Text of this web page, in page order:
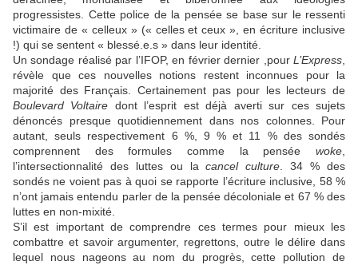
progressistes. Cette police de la pensée se base sur le ressenti
victimaire de « celleux » (« celles et ceux », en écriture inclusive
!) qui se sentent « blessé.e.s » dans leur identité.
Un sondage réalisé par l’IFOP, en février dernier ,pour L’Express
révèle que ces nouvelles notions restent inconnues pour la
majorité des Français. Certainement pas pour les lecteurs de
Boulevard Voltaire dont l’esprit est déjà averti sur ces sujets
dénoncés presque quotidiennement dans nos colonnes. Pour
autant, seuls respectivement 6 %, 9 % et 11 % des sondés
comprennent des formules comme la pensée woke
l’intersectionnalité des luttes ou lacancel culture . 34 % des
sondés ne voient pas à quoi se rapporte l’écriture inclusive, 58 %
n’ont jamais entendu parler de la pensée décoloniale et 67 % des
luttes en non-mixité.
S’il est important de comprendre ces termes pour mieux les
combattre et savoir argumenter, regrettons, outre le délire dans
lequel nous nageons au nom du progrès, cette pollution de